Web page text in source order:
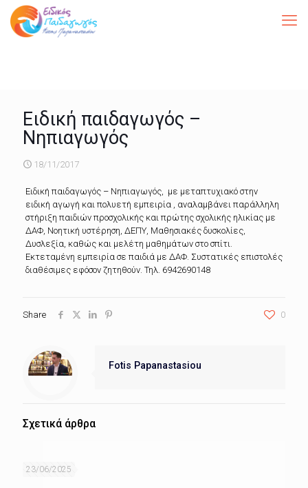
Ειδική παιδαγωγός –
Νηπιαγωγός
18/11/2017
Ειδική παιδαγωγός – Νηπιαγωγός, με μεταπτυχιακό στην
ειδική αγωγή και πολυετή εμπειρία , αναλαμβάνει παράλληλη
στήριξη παιδιών προσχολικής και πρώτης σχολικής ηλικίας με
ΔΑΦ, Νοητική υστέρηση, ΔΕΠΥ, Μαθησιακές δυσκολίες,
Δυσλεξία, καθώς και μελέτη μαθημάτων στο σπίτι.
Εκτεταμένη εμπειρία σε παιδιά με ΔΑΦ. Συστατικές επιστολές
διαθέσιμες εφόσον ζητηθούν. Τηλ. 6942690148
Share 0
Fotis Papanastasiou
Σχετικά άρθρα
23/06/2025